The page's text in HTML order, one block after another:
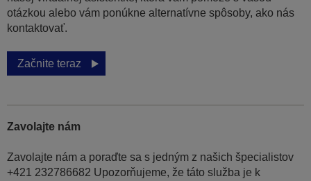
otázkou alebo vám ponúkne alternatívne spôsoby, ako nás
kontaktovať.
Začnite teraz
Zavolajte nám
Zavolajte nám a poraďte sa s jedným z našich špecialistov
+421 232786682 Upozorňujeme, že táto služba je k